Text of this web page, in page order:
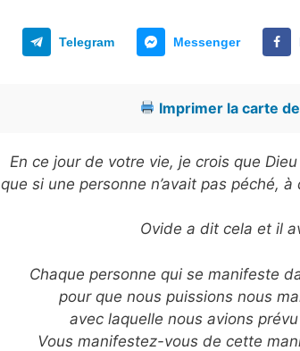
Telegram Messenger
Imprimer la carte
En ce jour de votre vie, je crois que
que si une personne n’avait pas péché,
Ovide a dit cela et il
Chaque personne qui se manifeste
pour que nous puissions nous
avec laquelle nous avions
Vous manifestez-vous de cette